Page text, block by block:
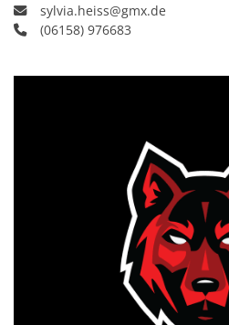
sylvia.heiss@gmx.de
(06158) 976683